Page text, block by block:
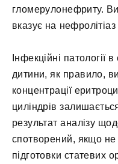
гломерулонефриту.
вказує на
Інфекційні патології
дитини, як правило,
концентрації
циліндрів
результат аналізу
спотворений, якщо
підготовки статевих